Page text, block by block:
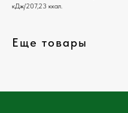
кДж/207,23 ккал.
Еще товары